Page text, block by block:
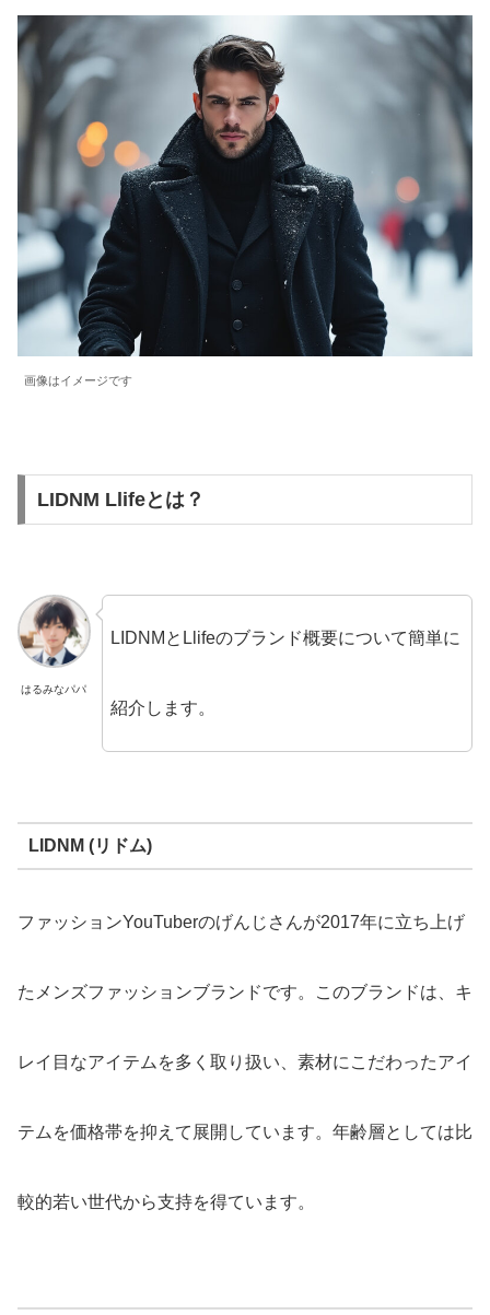
画像はイメージです
LIDNM Llifeとは？
はるみなパパ
LIDNMとLlifeのブランド概要について簡単に
紹介します。
LIDNM (リドム)
ファッションYouTuberのげんじさんが2017年に立ち上げ
たメンズファッションブランドです。このブランドは、キ
レイ目なアイテムを多く取り扱い、素材にこだわったアイ
テムを価格帯を抑えて展開しています。年齢層としては比
較的若い世代から支持を得ています。